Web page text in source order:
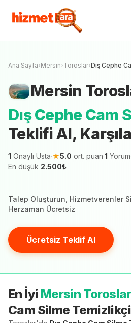
Dış Cephe Cam Silme
Fiyat Teklifi Al, Karşılaştır.
Ana Sayfa›Mersin›Toroslar›Dış Cephe
Mersin
Dış Cephe Cam
Teklifi Al,
1 Onaylı Usta·★5.0 ort. puan·1 Yorum
En düşük 2.500₺
Talep Oluşturun, Hizmetverenler
Herzaman Ücretsiz
Ücretsiz Teklif Al
En İyi Mersin Toroslar
Cam Silme